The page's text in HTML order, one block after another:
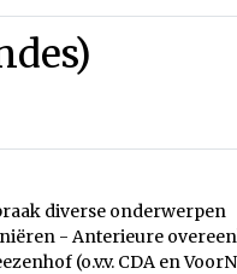
diverse onderwerpen
- Anterieure
(o.v.v. CDA en